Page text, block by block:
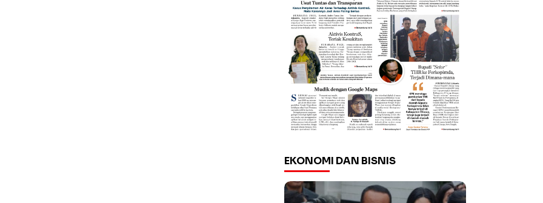
EKONOMI DAN BISNIS